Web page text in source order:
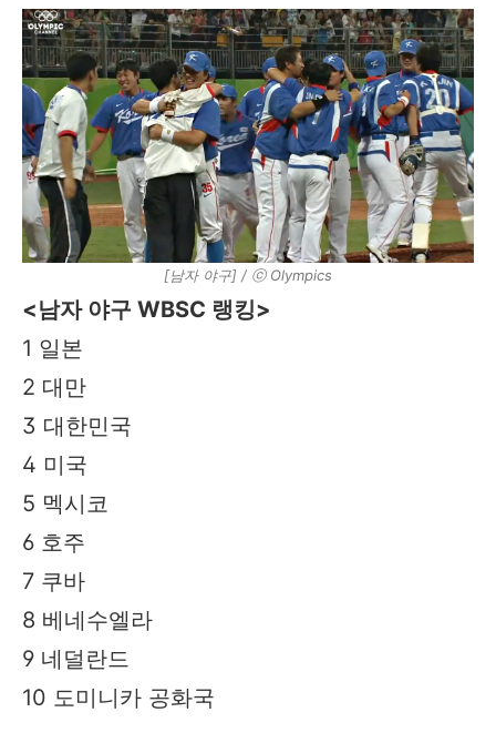
[남자 야구] / ⓒ Olympics
<남자 야구 WBSC 랭킹>
1 일본
2 대만
3 대한민국
4 미국
5 멕시코
6 호주
7 쿠바
8 베네수엘라
9 네덜란드
10 도미니카 공화국